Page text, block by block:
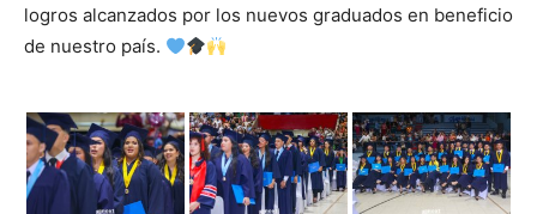
logros alcanzados por los nuevos graduados en beneficio
de nuestro país.